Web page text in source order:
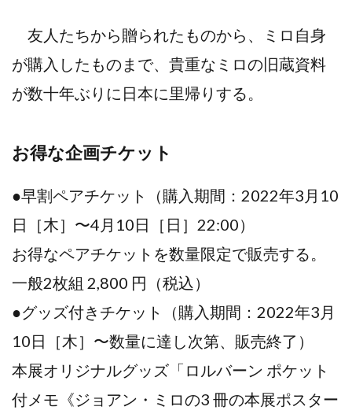
友⼈たちから贈られたものから、ミロ⾃⾝
が購⼊したものまで、貴重なミロの旧蔵資料
が数⼗年ぶりに⽇本に⾥帰りする。
お得な企画チケット
●早割ペアチケット（購⼊期間：2022年3⽉10
⽇［⽊］〜4⽉10⽇［⽇］22:00）
お得なペアチケットを数量限定で販売する。
⼀般2枚組 2,800 円（税込）
●グッズ付きチケット（購⼊期間：2022年3⽉
10⽇［⽊］〜数量に達し次第、販売終了）
本展オリジナルグッズ「ロルバーン ポケット
付メモ《ジョアン・ミロの3 冊の本展ポスター